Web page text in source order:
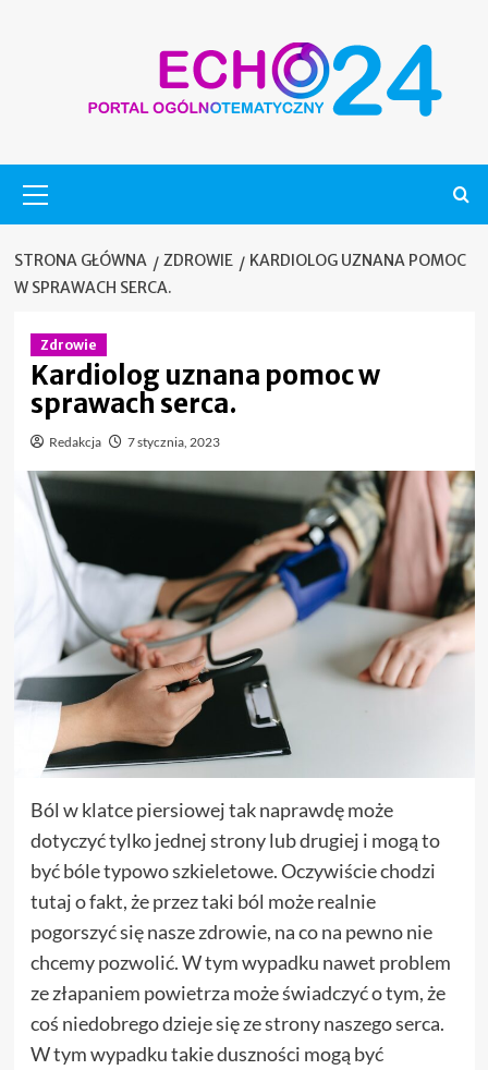
główne
STRONA GŁÓWNA ZDROWIE
KARDIOLOG UZNANA POMOC
W SPRAWACH SERCA.
Zdrowie
Kardiolog uznana pomoc w
sprawach serca.
Redakcja 7 stycznia, 2023
Ból w klatce piersiowej tak naprawdę może
dotyczyć tylko jednej strony lub drugiej i mogą to
być bóle typowo szkieletowe. Oczywiście chodzi
tutaj o fakt, że przez taki ból może realnie
pogorszyć się nasze zdrowie, na co na pewno nie
chcemy pozwolić. W tym wypadku nawet problem
ze złapaniem powietrza może świadczyć o tym, że
coś niedobrego dzieje się ze strony naszego serca.
W tym wypadku takie duszności mogą być